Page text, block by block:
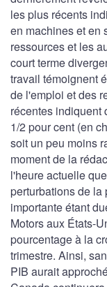
les plus récents
en machines et en
ressources et les
court terme
travail témoignent
de l'emploi et des
récentes indiquent
1/2 pour cent (en
soit un peu moins
moment de la
l'heure actuelle
perturbations de la
importante étant
Motors aux États-
pourcentage à la
trimestre. Ainsi,
PIB aurait